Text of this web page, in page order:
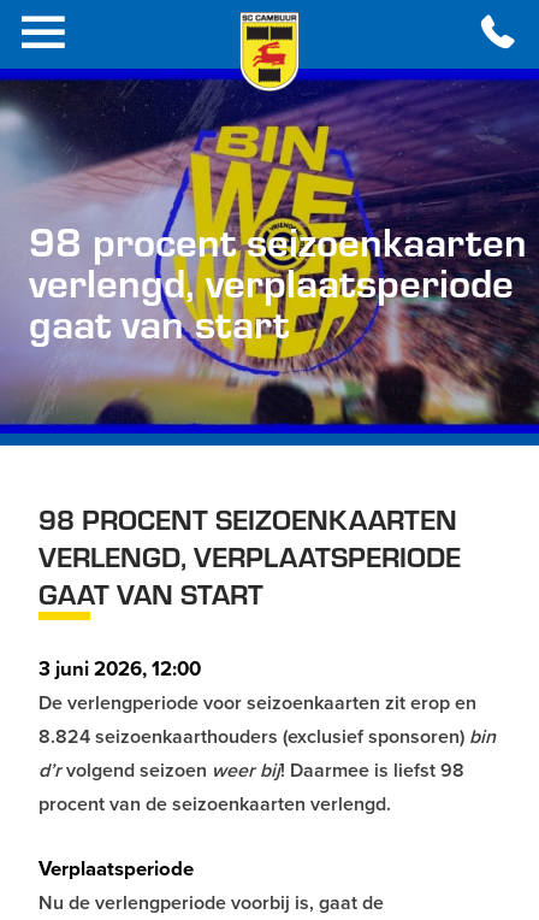
98 procent seizoenkaarten
verlengd, verplaatsperiode
gaat van start
98 PROCENT SEIZOENKAARTEN
VERLENGD, VERPLAATSPERIODE
GAAT VAN START
3 juni 2026, 12:00
De verlengperiode voor seizoenkaarten zit erop en
8.824 seizoenkaarthouders (exclusief sponsoren) bin
d’rvolgend seizoen weer bij! Daarmee is liefst 98
procent van de seizoenkaarten verlengd.
Verplaatsperiode
Nu de verlengperiode voorbij is, gaat de